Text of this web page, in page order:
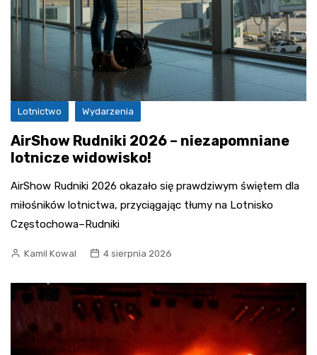
Lotnictwo Wydarzenia
AirShow Rudniki 2026 – niezapomniane
lotnicze widowisko!
AirShow Rudniki 2026 okazało się prawdziwym świętem dla
miłośników lotnictwa, przyciągając tłumy na Lotnisko
Częstochowa–Rudniki
Kamil Kowal 4 sierpnia 2026